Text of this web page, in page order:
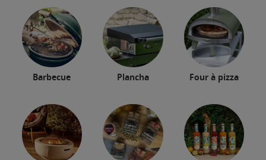
Barbecue Plancha Four à pizza